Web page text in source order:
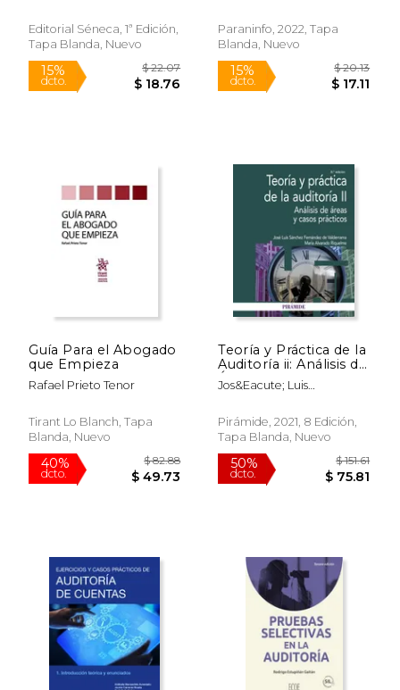
50%
dcto.
40%
dcto.
Editorial Séneca, 1ª Edición,
Tapa Blanda, Nuevo
15%
dcto.
$ 22.07
$ 18.76
Paraninfo, 2022, Tapa
Blanda, Nuevo
15%
dcto.
Guía Para el Abogado
que Empieza
Rafael Prieto Tenor
Tirant Lo Blanch, Tapa
Blanda, Nuevo
Teoría y Práctica de la
Auditoría ii: Análisis de
Áreas y Casos
Prácticos
Jos&Eacute; Luis
Fern&Aacute;Ndez De
Valderrama; Mar&Iacute;A
Alvarado Riquelme
Pirámide, 2021, 8 Edición,
Tapa Blanda, Nuevo